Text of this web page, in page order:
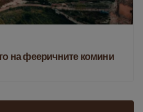
на фееричните комини